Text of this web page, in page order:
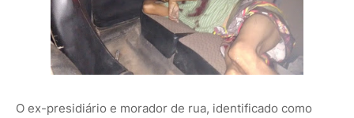
O ex-presidiário e morador de rua, identificado como